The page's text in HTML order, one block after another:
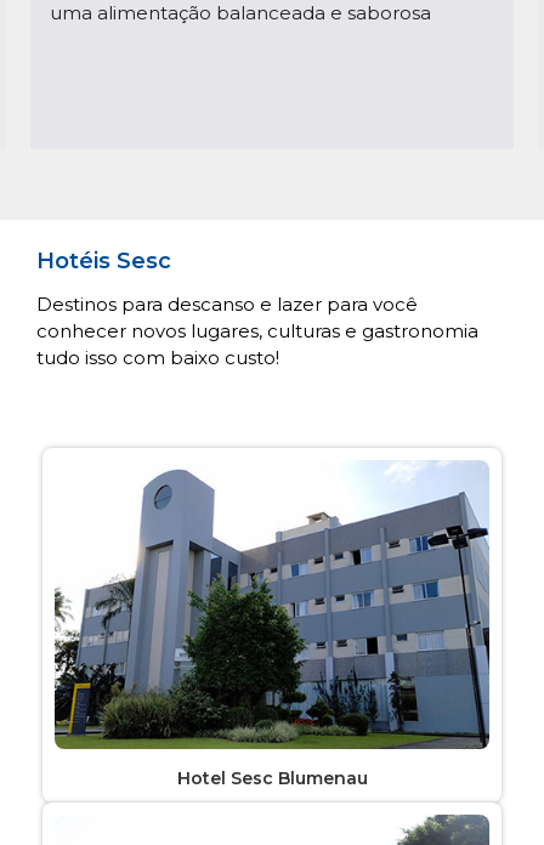
uma alimentação balanceada e saborosa
Hotéis Sesc
Destinos para descanso e lazer para você
conhecer novos lugares, culturas e gastronomia
tudo isso com baixo custo!
Hotel Sesc Blumenau